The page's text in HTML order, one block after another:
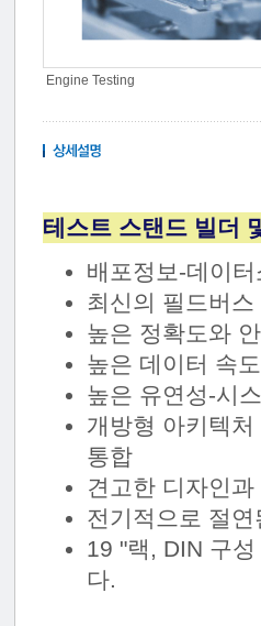
Engine Testing
테스트 스탠드 빌더
배포정보-데이
최신의 필드버스
높은 정확도와
높은 데이터 속
높은 유연성-시
개방형 아키텍처
통합
견고한 디자인
전기적으로 절연
19 "랙, DIN 구
다.